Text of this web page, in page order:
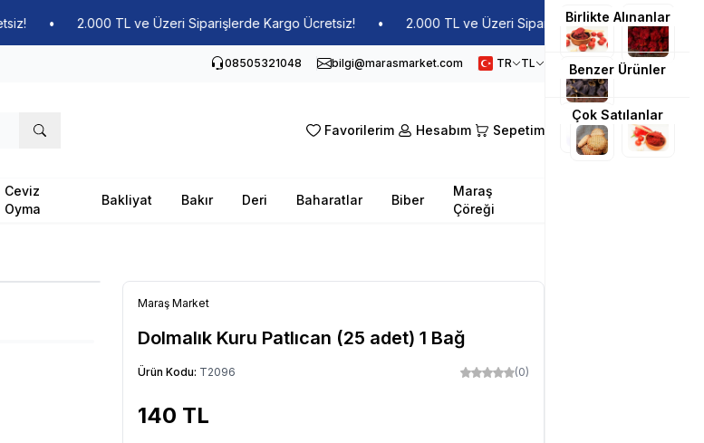
• 2.000 TL ve Üzeri Siparişlerde Kargo Ücretsiz! • 2.000 TL ve Üzeri Siparişlerde Kargo Ücretsiz!
08505321048 bilgi@marasmarket.com TR TL
Favorilerim Hesabım Sepetim
Ceviz
Oyma
Bakliyat Bakır Deri Baharatlar Biber
Maraş
Çöreği
Maraş Market
Dolmalık Kuru Patlıcan (25 adet) 1 Bağ
Ürün Kodu: T2096 (0)
140 TL
Birlikte Alınanlar
Benzer Ürünler
Çok Satılanlar